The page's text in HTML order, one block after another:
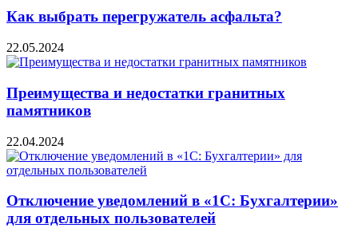
Как выбрать перегружатель асфальта?
22.05.2024
Преимущества и недостатки гранитных
памятников
22.04.2024
Отключение уведомлений в «1С: Бухгалтерии»
для отдельных пользователей